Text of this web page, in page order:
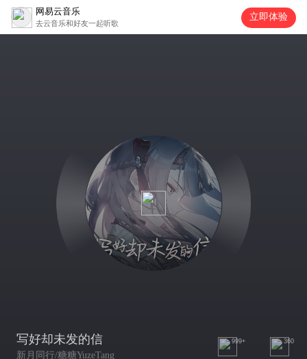
网易云音乐
去云音乐和好友一起听歌
立即体验
写好却未发的信
新月同行/糖糖YuzeTang
999+ 360